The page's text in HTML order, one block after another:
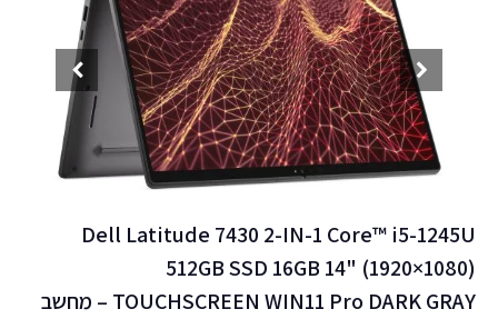
Dell Latitude 7430 2-IN-1 Core™ i5-1245U
512GB SSD 16GB 14" (1920×1080)
TOUCHSCREEN WIN11 Pro DARK GRAY – מחשב